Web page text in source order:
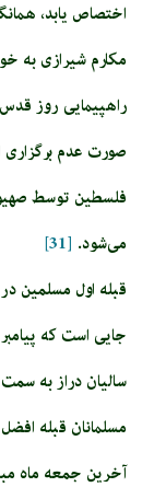
اختصاص یابد،
مکارم شیرازی به
راهپیمایی روز
صورت عدم
فلسطین توسط
می‌شود. [31]
قبله اول مسلمین
جایی است که
سالیان دراز به
مسلمانان قبله
آخرین جمعه ماه